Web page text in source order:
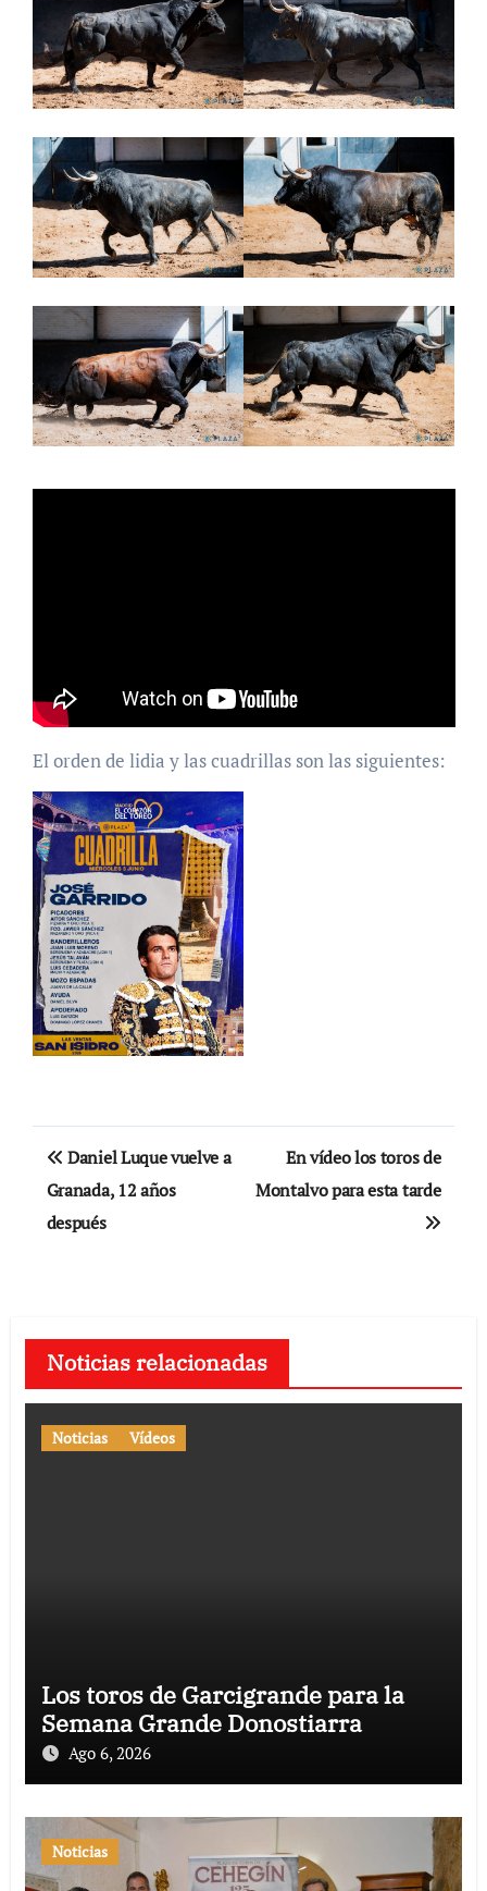
El orden de lidia y las cuadrillas son las siguientes:
Navegación
de
entradas
Daniel Luque vuelve a
Granada, 12 años
después
En vídeo los toros de
Montalvo para esta tarde
Noticias relacionadas
Noticias Vídeos
Los toros de Garcigrande para la
Semana Grande Donostiarra
Ago 6, 2026
Noticias